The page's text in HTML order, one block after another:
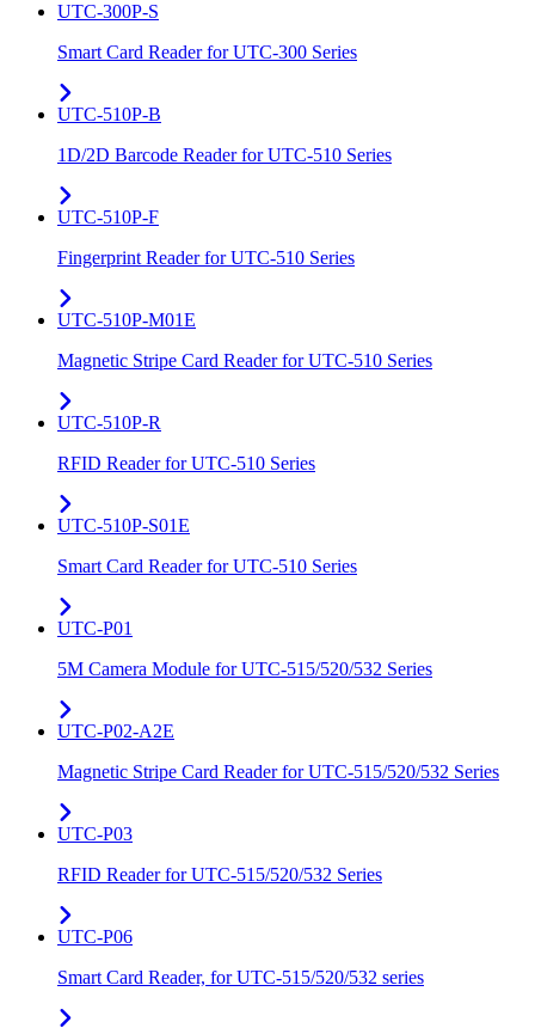
UTC-300P-S
Smart Card Reader for UTC-300 Series
UTC-510P-B
1D/2D Barcode Reader for UTC-510 Series
UTC-510P-F
Fingerprint Reader for UTC-510 Series
UTC-510P-M01E
Magnetic Stripe Card Reader for UTC-510 Series
UTC-510P-R
RFID Reader for UTC-510 Series
UTC-510P-S01E
Smart Card Reader for UTC-510 Series
UTC-P01
5M Camera Module for UTC-515/520/532 Series
UTC-P02-A2E
Magnetic Stripe Card Reader for UTC-515/520/532 Series
UTC-P03
RFID Reader for UTC-515/520/532 Series
UTC-P06
Smart Card Reader, for UTC-515/520/532 series